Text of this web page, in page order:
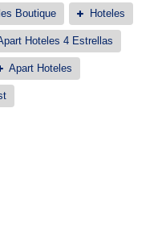
Boutique Hoteles
Hoteles 4 Estrellas
Apart Hoteles